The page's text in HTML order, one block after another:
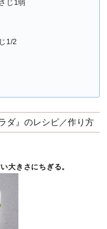
じ1弱
1/2
ダ』のレシピ／作り方
大きさにちぎる。